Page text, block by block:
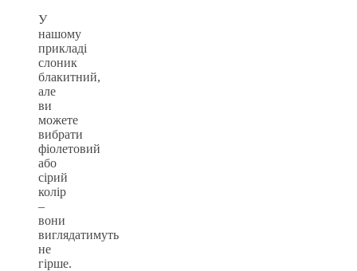
У
нашому
прикладі
слоник
блакитний,
але
ви
можете
вибрати
фіолетовий
або
сірий
колір
–
вони
виглядатимуть
не
гірше.